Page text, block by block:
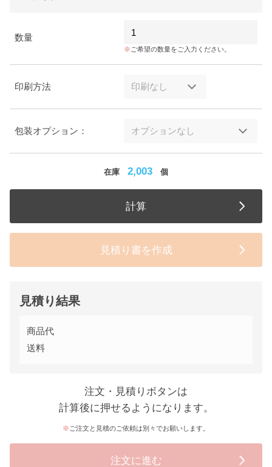
数量
ご希望の数量をご入力ください。
印刷方法
包装オプション：
在庫 2,003 個
計算
見積り書を作成
見積り結果
商品代
送料
注文・見積りボタンは
計算後に押せるようになります。
ご注文と見積のご依頼は別々でお願いします。
注文に進む